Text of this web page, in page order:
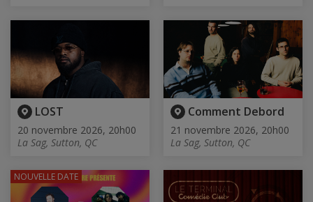
LOST
20 novembre 2026, 20h00
La Sag, Sutton, QC
Comment Debord
21 novembre 2026, 20h00
La Sag, Sutton, QC
NOUVELLE DATE